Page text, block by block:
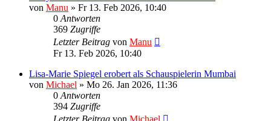
von Manu » Fr 13. Feb 2026, 10:40
0 Antworten
369 Zugriffe
Letzter Beitrag von Manu
Fr 13. Feb 2026, 10:40
Lisa-Marie Spiegel erobert als Schauspielerin Mumbai
von Michael » Mo 26. Jan 2026, 11:36
0 Antworten
394 Zugriffe
Letzter Beitrag von Michael